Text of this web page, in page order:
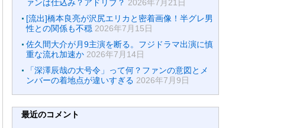
ァンは仕込み？アドリブ？ 2026年7月21日
[流出]橋本良亮が沢尻エリカと密着画像！半グレ男
性との関係も不穏 2026年7月15日
佐久間大介が月9主演を断る。フジドラマ出演に慎
重な流れ加速か 2026年7月14日
「深澤辰哉の大号令」って何？ファンの意図とメ
ンバーの着地点が違いすぎる 2026年7月9日
最近のコメント